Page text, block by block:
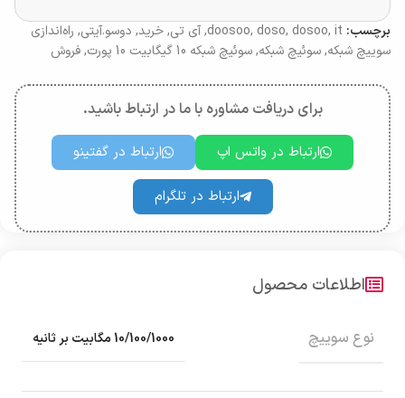
برچسب: doosoo, doso, dosoo, it
,آی تی,خرید, دوسو.آیتی, راه‌اندازی
سوییچ شبکه,سوئیچ شبکه,سوئیچ شبکه 10 گیگابیت 10 پورت ,فروش
برای دریافت مشاوره با ما در ارتباط باشید.
ارتباط در واتس اپ ارتباط در گفتینو
ارتباط در تلگرام
اطلاعات محصول
نوع سوییچ 10/100/1000 مگابیت بر ثانیه